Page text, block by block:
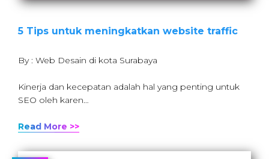
5 Tips untuk meningkatkan website traffic
By : Web Desain di kota Surabaya
Kinerja dan kecepatan adalah hal yang penting untuk
SEO oleh karen…
Read More >>